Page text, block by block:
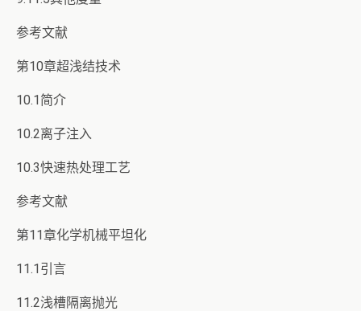
参考文献
第10章超浅结技术
10.1简介
10.2离子注入
10.3快速热处理工艺
参考文献
第11章化学机械平坦化
11.1引言
11.2浅槽隔离抛光